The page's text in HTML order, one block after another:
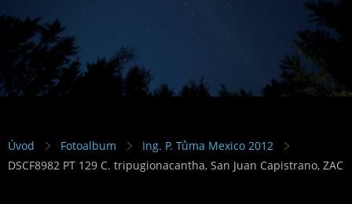
Úvod Fotoalbum
Ing. P. Tůma Mexico 2012
DSCF8982 PT 129 C. tripugionacantha, San Juan Capistrano, ZAC